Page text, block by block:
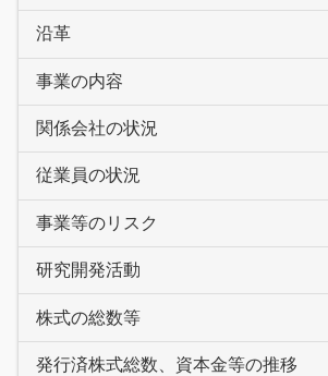
沿革
事業の内容
関係会社の状況
従業員の状況
事業等のリスク
研究開発活動
株式の総数等
発行済株式総数、資本金等の推移